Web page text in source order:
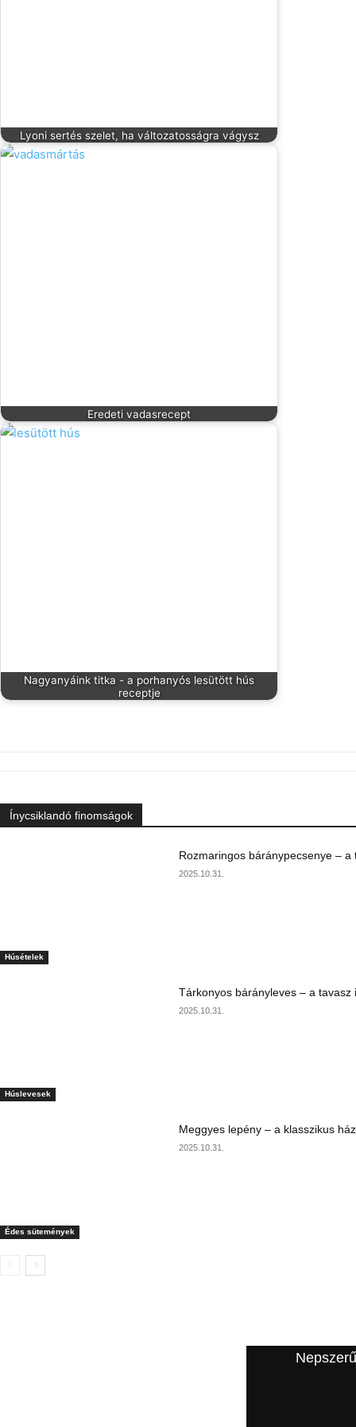
Lyoni sertés szelet, ha változatosságra vágysz
Eredeti vadasrecept
Nagyanyáink titka - a porhanyós lesütött hús
receptje
Ínycsiklandó finomságok
Húsételek
Rozmaringos báránypecsenye – a
2025.10.31.
Húslevesek
Tárkonyos bárányleves – a tavasz
2025.10.31.
Édes sütemények
Meggyes lepény – a klasszikus
2025.10.31.